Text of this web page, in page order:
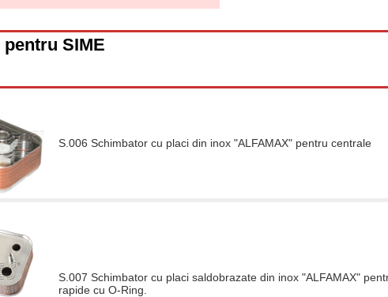
SIME
S.006 Schimbator cu placi din inox "ALFAMAX" pentru centrale
S.007 Schimbator cu placi saldobrazate din inox "ALFAMAX"
rapide cu O-Ring.